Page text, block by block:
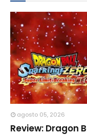
agosto 05, 2026
Review: Dragon